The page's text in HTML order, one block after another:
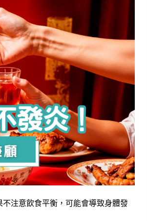
注意飲食平衡，可能會導致身體發